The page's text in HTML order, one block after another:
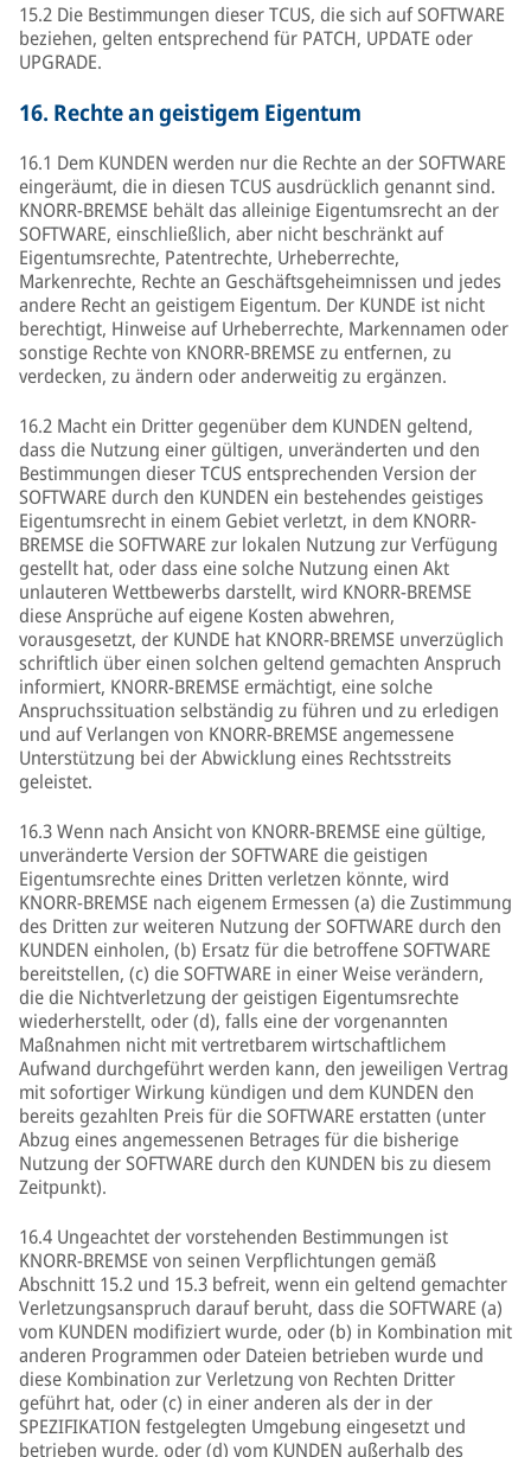
15.2 Die Bestimmungen dieser TCUS, die sich auf SOFTWARE
beziehen, gelten entsprechend für PATCH, UPDATE oder
UPGRADE.
16. Rechte an geistigem Eigentum
16.1 Dem KUNDEN werden nur die Rechte an der SOFTWARE
eingeräumt, die in diesen TCUS ausdrücklich genannt sind.
KNORR-BREMSE behält das alleinige Eigentumsrecht an der
SOFTWARE, einschließlich, aber nicht beschränkt auf
Eigentumsrechte, Patentrechte, Urheberrechte,
Markenrechte, Rechte an Geschäftsgeheimnissen und jedes
andere Recht an geistigem Eigentum. Der KUNDE ist nicht
berechtigt, Hinweise auf Urheberrechte, Markennamen oder
sonstige Rechte von KNORR-BREMSE zu entfernen, zu
verdecken, zu ändern oder anderweitig zu ergänzen.
16.2 Macht ein Dritter gegenüber dem KUNDEN geltend,
dass die Nutzung einer gültigen, unveränderten und den
Bestimmungen dieser TCUS entsprechenden Version der
SOFTWARE durch den KUNDEN ein bestehendes geistiges
Eigentumsrecht in einem Gebiet verletzt, in dem KNORR-
BREMSE die SOFTWARE zur lokalen Nutzung zur Verfügung
gestellt hat, oder dass eine solche Nutzung einen Akt
unlauteren Wettbewerbs darstellt, wird KNORR-BREMSE
diese Ansprüche auf eigene Kosten abwehren,
vorausgesetzt, der KUNDE hat KNORR-BREMSE unverzüglich
schriftlich über einen solchen geltend gemachten Anspruch
informiert, KNORR-BREMSE ermächtigt, eine solche
Anspruchssituation selbständig zu führen und zu erledigen
und auf Verlangen von KNORR-BREMSE angemessene
Unterstützung bei der Abwicklung eines Rechtsstreits
geleistet.
16.3 Wenn nach Ansicht von KNORR-BREMSE eine gültige,
unveränderte Version der SOFTWARE die geistigen
Eigentumsrechte eines Dritten verletzen könnte, wird
KNORR-BREMSE nach eigenem Ermessen (a) die Zustimmung
des Dritten zur weiteren Nutzung der SOFTWARE durch den
KUNDEN einholen, (b) Ersatz für die betroffene SOFTWARE
bereitstellen, (c) die SOFTWARE in einer Weise verändern,
die die Nichtverletzung der geistigen Eigentumsrechte
wiederherstellt, oder (d), falls eine der vorgenannten
Maßnahmen nicht mit vertretbarem wirtschaftlichem
Aufwand durchgeführt werden kann, den jeweiligen Vertrag
mit sofortiger Wirkung kündigen und dem KUNDEN den
bereits gezahlten Preis für die SOFTWARE erstatten (unter
Abzug eines angemessenen Betrages für die bisherige
Nutzung der SOFTWARE durch den KUNDEN bis zu diesem
Zeitpunkt).
16.4 Ungeachtet der vorstehenden Bestimmungen ist
KNORR-BREMSE von seinen Verpflichtungen gemäß
Abschnitt 15.2 und 15.3 befreit, wenn ein geltend gemachter
Verletzungsanspruch darauf beruht, dass die SOFTWARE (a)
vom KUNDEN modifiziert wurde, oder (b) in Kombination mit
anderen Programmen oder Dateien betrieben wurde und
diese Kombination zur Verletzung von Rechten Dritter
geführt hat, oder (c) in einer anderen als der in der
SPEZIFIKATION festgelegten Umgebung eingesetzt und
betrieben wurde, oder (d) vom KUNDEN außerhalb des